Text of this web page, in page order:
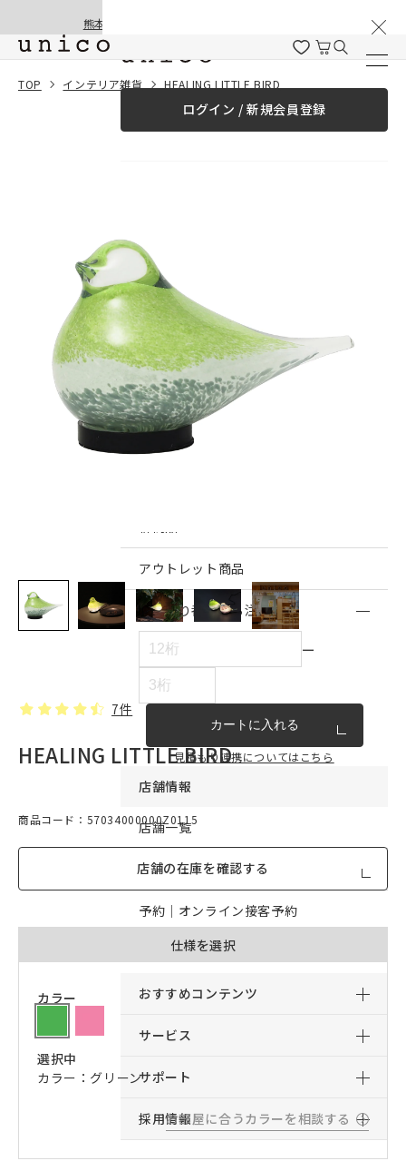
熊本地震の影響による配送遅延と停止について
ログイン / 新規会員登録
カーテン
ラグ
ファブリック雑貨
インテリア雑貨・その他
アウトレット商品
見積もり番号から注文する
ー
カートに入れる
見積もり連携についてはこちら
店舗情報
店舗一覧
店舗からのお知らせ
予約｜オンライン接客予約
予約｜来店予約
おすすめコンテンツ
サービス
サポート
採用情報
TOP インテリア雑貨 HEALING LITTLE BIRD
一緒に購入する
7件
HEALING LITTLE BIRD
商品コード：57034000000Z0115
店舗の在庫を確認する
仕様を選択
カラー
選択中
カラー：グリーン
お部屋に合うカラーを相談する